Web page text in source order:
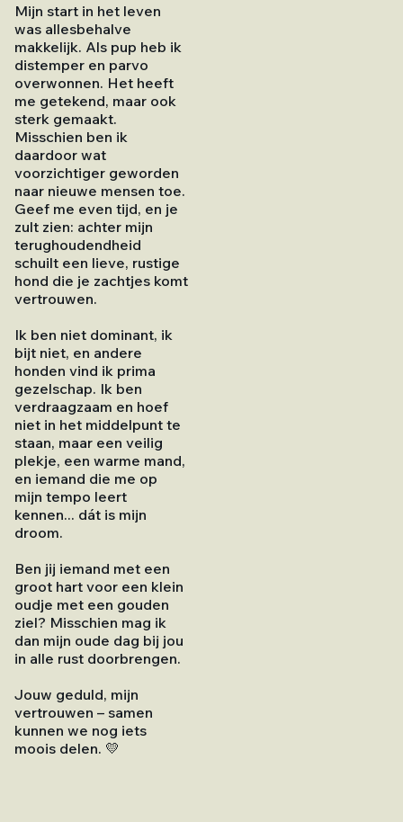
Mijn start in het leven
was allesbehalve
makkelijk. Als pup heb ik
distemper en parvo
overwonnen. Het heeft
me getekend, maar ook
sterk gemaakt.
Misschien ben ik
daardoor wat
voorzichtiger geworden
naar nieuwe mensen toe.
Geef me even tijd, en je
zult zien: achter mijn
terughoudendheid
schuilt een lieve, rustige
hond die je zachtjes komt
vertrouwen.
Ik ben niet dominant, ik
bijt niet, en andere
honden vind ik prima
gezelschap. Ik ben
verdraagzaam en hoef
niet in het middelpunt te
staan, maar een veilig
plekje, een warme mand,
en iemand die me op
mijn tempo leert
kennen... dát is mijn
droom.
Ben jij iemand met een
groot hart voor een klein
oudje met een gouden
ziel? Misschien mag ik
dan mijn oude dag bij jou
in alle rust doorbrengen.
Jouw geduld, mijn
vertrouwen – samen
kunnen we nog iets
moois delen. 💛